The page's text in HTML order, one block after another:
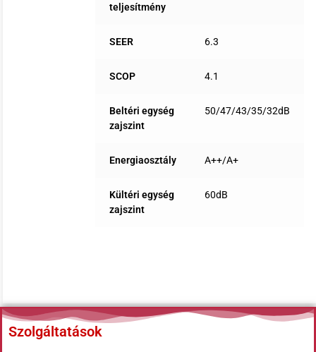
teljesítmény
SEER 6.3
SCOP 4.1
Beltéri egység
zajszint
50/47/43/35/32dB
Energiaosztály A++/A+
Kültéri egység
zajszint
60dB
Szolgáltatások